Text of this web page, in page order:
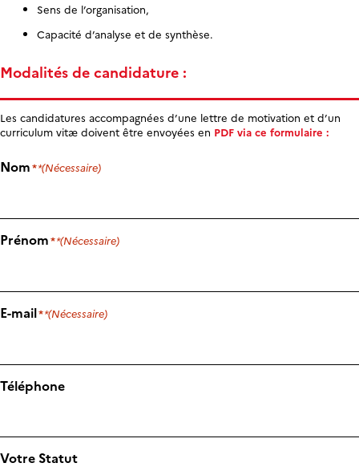
Sens de l’organisation,
Capacité d’analyse et de synthèse.
Modalités de candidature :
Les candidatures accompagnées d’une lettre de motivation et d’un
curriculum vitæ doivent être envoyées en PDF via ce formulaire :
Nom (Nécessaire)
Prénom (Nécessaire)
E-mail (Nécessaire)
Téléphone
Votre Statut